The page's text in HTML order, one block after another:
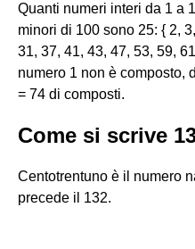
Quanti numeri interi da 1 a
minori di 100 sono 25: { 2,
31, 37, 41, 43, 47, 53, 59,
numero 1 non è composto,
= 74 di composti.
Come si scrive
Centotrentuno è il numero
precede il 132.